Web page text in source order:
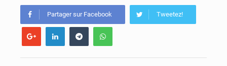
Partager sur Facebook Tweetez!